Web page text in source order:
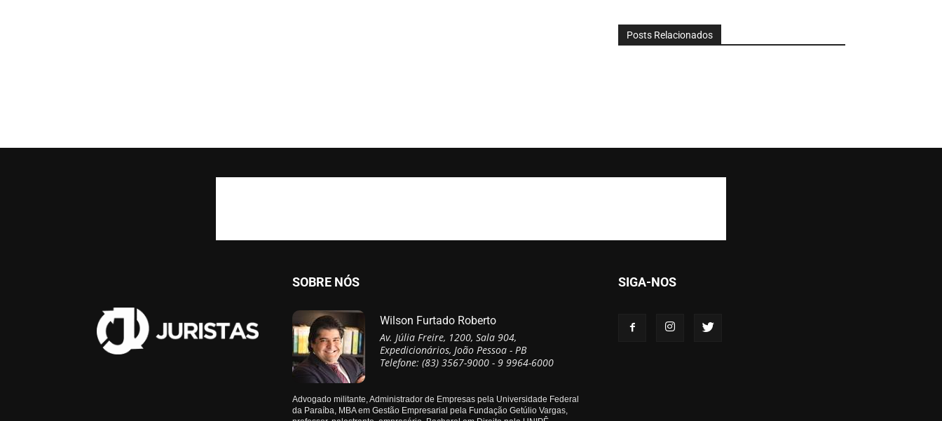
Posts Relacionados
SOBRE NÓS
Wilson Furtado Roberto
Av. Júlia Freire, 1200, Sala 904,
Expedicionários, João Pessoa - PB
Telefone: (83) 3567-9000 - 9 9964-6000
Advogado militante, Administrador de Empresas pela Universidade Federal
da Paraíba, MBA em Gestão Empresarial pela Fundação Getúlio Vargas,
SIGA-NOS